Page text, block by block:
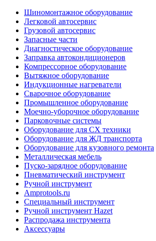
Шиномонтажное оборудование
Легковой автосервис
Грузовой автосервис
Запасные части
Диагностическое оборудование
Заправка автокондиционеров
Компрессорное оборудование
Вытяжное оборудование
Индукционные нагреватели
Сварочное оборудование
Промышленное оборудование
Моечно-уборочное оборудование
Парковочные системы
Оборудование для СХ техники
Оборудование для ЖД транспорта
Оборудование для кузовного ремонта
Металлическая мебель
Пуско-зарядное оборудование
Пневматический инструмент
Ручной инструмент
Amprotools.ru
Специальный инструмент
Ручной инструмент Hazet
Распродажа инструмента
Аксессуары